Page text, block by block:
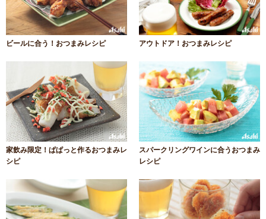
ビールに合う！おつまみレシピ アウトドア！おつまみレシピ
家飲み限定！ぱぱっと作るおつまみレ
シピ
スパークリングワインに合うおつまみ
レシピ